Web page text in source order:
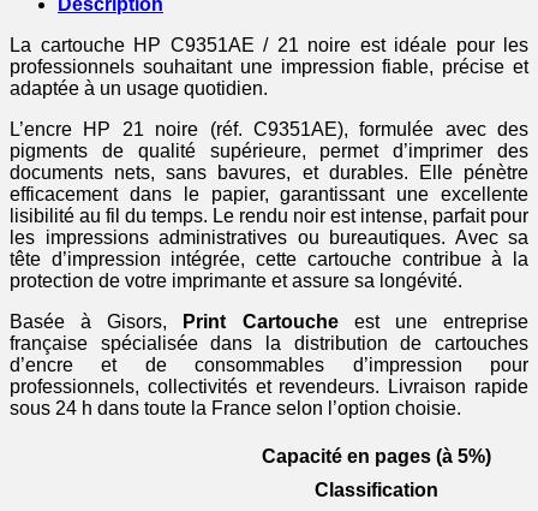
La cartouche HP C9351AE / 21 noire est idéale pour les
professionnels souhaitant une impression fiable, précise et
adaptée à un usage quotidien.
L’encre HP 21 noire (réf. C9351AE), formulée avec des
pigments de qualité supérieure, permet d’imprimer des
documents nets, sans bavures, et durables. Elle pénètre
efficacement dans le papier, garantissant une excellente
lisibilité au fil du temps. Le rendu noir est intense, parfait pour
les impressions administratives ou bureautiques. Avec sa
tête d’impression intégrée, cette cartouche contribue à la
protection de votre imprimante et assure sa longévité.
Basée à Gisors,
Print Cartoucheest une entreprise
française spécialisée dans la distribution de cartouches
d’encre et de consommables d’impression pour
professionnels, collectivités et revendeurs. Livraison rapide
sous 24 h dans toute la France selon l’option choisie.
Capacité en pages (à 5%)
Classification